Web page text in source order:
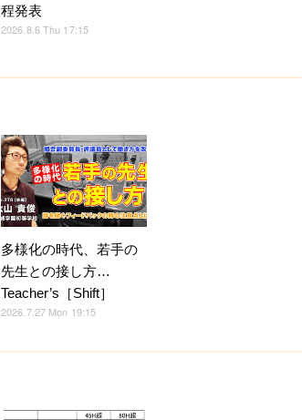
程発表
2026.8.6 Thu 17:15
多様化の時代、若手の
先生との接し方…
Teacher’s［Shift］
2026.7.27 Mon 19:15